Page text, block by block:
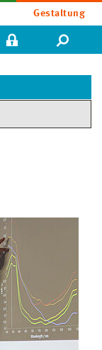
Gestaltung